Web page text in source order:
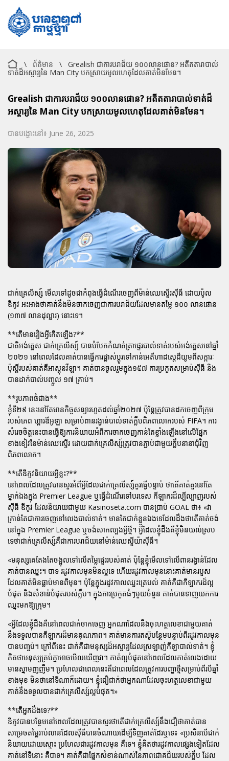
\ ព័ត៌មាន \
Grealish ជាការបរាជ័យ ១០០លានផោន? អតីតតារាបាល់
ទាត់ដ៏អស្ចារ្យនៃ Man City បកស្រាយមូលហេតុដែលគាត់មិនមែន។
Grealish ជាការបរាជ័យ ១០០លានផោន? អតីតតារាបាល់ទាត់ដ៏
អស្ចារ្យនៃ Man City បកស្រាយមូលហេតុដែលគាត់មិនមែន។
បានបង្ហោះនៅ៖ June 26, 2025
ជាក់គ្រេលីស្ស៍ មើលទៅដូចជាកំពុងធ្វើដំណើរចេញពីម៉ាន់ឈេស្ទើរស៊ីធី ដោយប៉ូល
ឌីកូវ អះអាងថាគាត់នឹងមិនចាកចេញជាការបរាជ័យដែលមានតម្លៃ ១០០ លានផោន
(១៣៧ លានដុល្លារ) នោះទេ។
**តើមានរឿងអ្វីកើតឡើង?**
ជាតិអង់គ្លេស ជាក់គ្រេលីស្ស៍ បានបំបែកកំណត់ត្រាផ្ទេរបាល់ទាត់របស់អង់គ្លេសនៅឆ្នាំ
២០២១ នៅពេលដែលគាត់បានធ្វើការផ្លាស់ប្តូរទៅកាន់អេតីហាដស្តេដីយូមពីសក្ការៈ
ប៉ុស្តិ៍របស់គាត់គឺអាស្តុនវីឡា។ គាត់បានចូលរួមក្នុង១៥៧ ការប្រកួតសម្រាប់ស៊ីធី និង
បានដាក់បាល់បញ្ចូល ១៧ គ្រាប់។
**រូបភាពធំជាង**
ខ្ងុំទី២៩ នេះនៅតែមានកិច្ចសន្យារហូតដល់ឆ្នាំ២០២៧ ប៉ុន្តែត្រូវបានដកចេញពីក្រុម
របស់ភេព ហ្គារឌីអូឡា សម្រាប់ពានរង្វាន់បាល់ទាត់ក្លឹបពិភពលោករបស់ FIFA។ ការ
សំរេចចិត្តនេះបានធ្វើឱ្យការនិយាយអំពីការចាកចេញកាន់តែខ្លាំងឡើងនៅលើផ្នែក
ខាងខៀវនៃម៉ាន់ឈេស្ទើរ ដោយជាក់គ្រេលីស្ស៍ត្រូវបានភ្ជាប់ជាមួយក្លឹបនានាជុំវិញ
ពិភពលោក។
**តើឌីកូវនិយាយអ្វីខ្លះ?**
នៅពេលដែលត្រូវបានសួរអំពីអ្វីដែលជាក់គ្រេលីស្ស៍គួរធ្វើបន្ទាប់ ថាតើគាត់គួរនៅតែ
ម្នាក់ឯងក្នុង Premier League ឬធ្វើដំណើរទៅបរទេស កីឡាករដ៏ល្បីល្បាញរបស់
ស៊ីធី ឌីកូវ ដែលនិយាយជាមួយ Kasinoseta.com បានប្រាប់ GOAL ថា៖ «វា
គ្រាន់តែជាការចេញទៅលេងបាល់ទាត់។ មានតែជាក់ខ្លួនឯងទេដែលដឹងថាតើគាត់ចង់
នៅក្នុង Premier League ឬចង់សាកល្បងអ្វីថ្មី។ អ្វីដែលខ្ញុំដឹងគឺខ្ញុំមិនយល់ស្រប
ទេថាជាក់គ្រេលីស្ស៍គឺជាការបរាជ័យនៅម៉ាន់ឈេស្ទីយ៉ាស៊ីធី។
«មនុស្សគេតែងតែចង្អុលទៅលើតម្លៃផ្ទេររបស់គាត់ ប៉ុន្តែខ្ញុំមើលទៅលើពានរង្វាន់ដែល
គាត់បានឈ្នះ។ បាទ រដូវកាលមុនមិនល្អទេ ហើយរដូវកាលមុននោះគាត់មានរបួស
ដែលគាត់មិនធ្លាប់មានពីមុន។ ប៉ុន្តែក្នុងរដូវកាលឈ្នះត្រេបល់ គាត់គឺជាកីឡាករដ៏ល្អ
បំផុត និងសំខាន់បំផុតរបស់ក្លឹប។ ក្នុងការប្រកួតធំៗមួយចំនួន គាត់បានទាញយកការ
ឈ្នះមកឱ្យក្រុម។
«អ្វីដែលខ្ញុំដឹងគឺនៅពេលជាក់ចាកចេញ អ្នកណាដែលនឹងចុះហត្ថលេខាជាមួយគាត់
នឹងទទួលបានកីឡាករដ៏មានគុណភាព។ គាត់មានការតស៊ូបន្ថែមបន្ទាប់ពីរដូវកាលមុន
បានបញ្ចប់។ ក្រៅពីនេះ ជាក់គឺជាមនុស្សដ៏អស្ចារ្យដែលស្រឡាញ់កីឡាបាល់ទាត់។ ខ្ញុំ
គិតថាមនុស្សគ្រប់គ្នាអាចមើលឃើញវា។ គាត់ល្អបំផុតនៅពេលដែលគាត់លេងដោយ
មានស្នាមញញឹម។ ប្រហែលជាពេលនេះគឺជាពេលដែលត្រូវការបញ្ហាថ្មីសម្រាប់ពីរបីឆ្នាំ
ខាងមុខ មិនថានៅទីណាក៏ដោយ។ ខ្ញុំជឿជាក់ថាអ្នកណាដែលចុះហត្ថលេខាជាមួយ
គាត់នឹងទទួលបានជាក់គ្រេលីស្ស៍ល្អបំផុត។»
**តើអ្នកដឹងទេ?**
ឌីកូវបានបន្ថែមនៅពេលដែលត្រូវបានសួរថាតើជាក់គ្រេលីស្ស៍នឹងជឿថាគាត់បាន
សម្រេចតម្លៃរាប់លានដែលស៊ីធីបានចំណាយដើម្បីទិញគាត់ដែរឬទេ៖ «ប្រសិនបើជាក់
និយាយដោយស្មោះ ប្រហែលជារដូវកាលមុន គឺទេ។ ខ្ញុំគិតថារដូវកាលផ្សេងទៀតដែល
គាត់នៅទីនោះ គឺបាទ។ គាត់គឺជាផ្នែកសំខាន់ណាស់នៃភាពជោគជ័យរបស់ក្លឹប ដែល